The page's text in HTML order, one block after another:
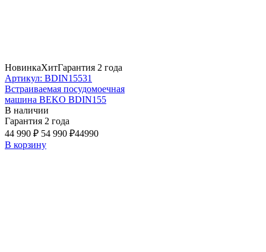
НовинкаХитГарантия 2 года
Артикул: BDIN15531
Встраиваемая посудомоечная
машина BEKO BDIN155
В наличии
Гарантия 2 года
44 990 ₽ 54 990 ₽44990
В корзину